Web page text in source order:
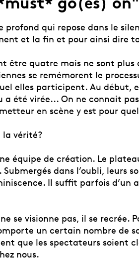
profond qui repose dans le
et la fin et pour ainsi dire
être quatre mais ne sont plus
se remémorent le
elles participent. Au début,
a été virée... On ne connait
en scène y est pour
la vérité?
équipe de création. Le
Submergés dans l’oubli, leurs
Il suffit parfois d’un
se visionne pas, il se recrée.
un certain nombre de
que les spectateurs soient
nous.